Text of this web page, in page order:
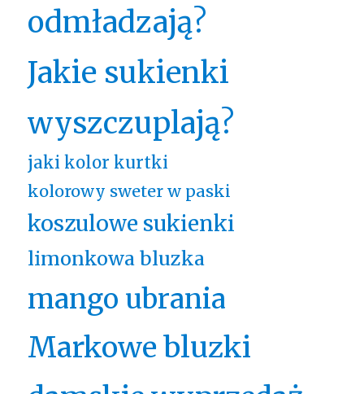
odmładzają?
Jakie sukienki
wyszczuplają?
jaki kolor kurtki
kolorowy sweter w paski
koszulowe sukienki
limonkowa bluzka
mango ubrania
Markowe bluzki